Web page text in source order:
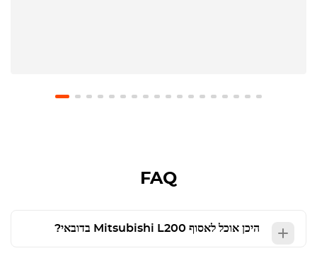
FAQ
היכן אוכל לאסוף Mitsubishi L200 בדובאי?